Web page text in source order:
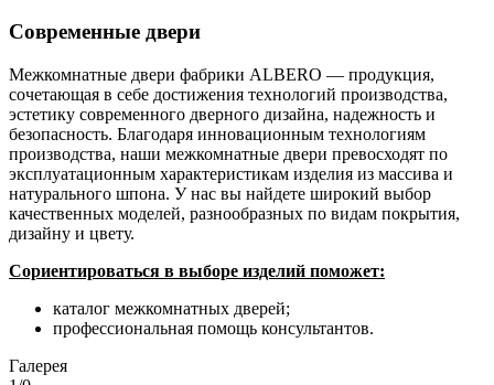
Современные двери
Межкомнатные двери фабрики ALBERO — продукция,
сочетающая в себе достижения технологий производства,
эстетику современного дверного дизайна, надежность и
безопасность. Благодаря инновационным технологиям
производства, наши межкомнатные двери превосходят по
эксплуатационным характеристикам изделия из массива и
натурального шпона. У нас вы найдете широкий выбор
качественных моделей, разнообразных по видам покрытия,
дизайну и цвету.
Сориентироваться в выборе изделий поможет:
каталог межкомнатных дверей;
профессиональная помощь консультантов.
Галерея